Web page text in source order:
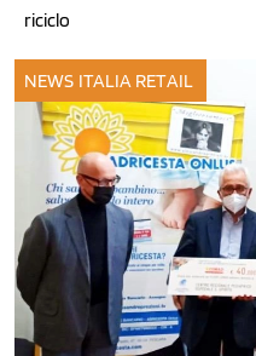
riciclo
NEWS ITALIA RETAIL